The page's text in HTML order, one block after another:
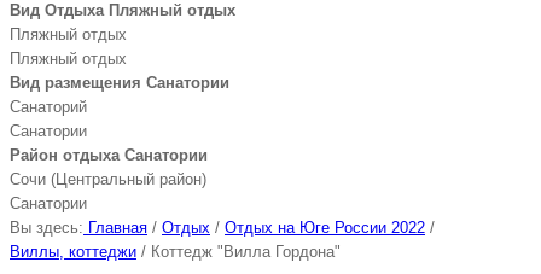
Вид Отдыха Пляжный отдых
Пляжный отдых
Пляжный отдых
Вид размещения Санатории
Санаторий
Санатории
Район отдыха Санатории
Сочи (Центральный район)
Санатории
Вы здесь: Главная / Отдых / Отдых на Юге России 2022 /
Виллы, коттеджи / Коттедж "Вилла Гордона"